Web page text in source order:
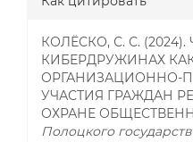
КОЛЁСКО, С. С.
КИБЕРДРУЖИНАХ
ОРГАНИЗАЦИОННО-
УЧАСТИЯ ГРАЖДАН
ОХРАНЕ
Полоцкого